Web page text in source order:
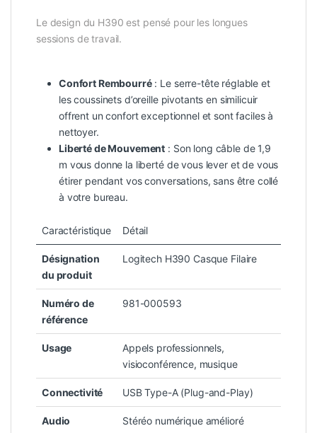
Le design du H390 est pensé pour les longues
sessions de travail.
Confort Rembourré: Le serre-tête réglable et
les coussinets d’oreille pivotants en similicuir
offrent un confort exceptionnel et sont faciles à
nettoyer.
Liberté de Mouvement : Son long câble de 1,9
m vous donne la liberté de vous lever et de vous
étirer pendant vos conversations, sans être collé
à votre bureau.
Caractéristique Détail
Désignation
du produit
Logitech H390 Casque Filaire
Numéro de
référence
981-000593
Usage
Appels professionnels,
visioconférence, musique
Connectivité USB Type-A (Plug-and-Play)
Audio Stéréo numérique amélioré